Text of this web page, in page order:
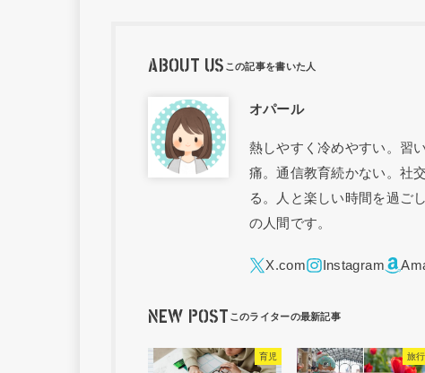
ABOUT US
オパール
熱しやすく冷めやすい。習
痛。通信教育続かない。社
る。人と楽しい時間を過ご
の人間です。
NEW POST
育児 旅行